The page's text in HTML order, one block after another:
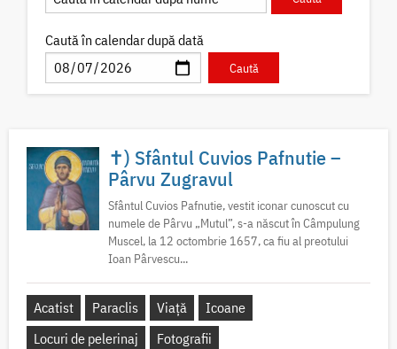
Caută în calendar după dată
✝) Sfântul Cuvios Pafnutie –
Pârvu Zugravul
Sfântul Cuvios Pafnutie, vestit iconar cunoscut cu
numele de Pârvu „Mutul”, s-a născut în Câmpulung
Muscel, la 12 octombrie 1657, ca fiu al preotului
Ioan Pârvescu...
Acatist Paraclis Viață
Icoane
Locuri de pelerinaj
Fotografii